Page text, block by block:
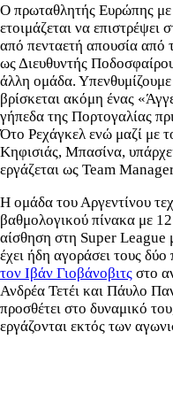
Ο πρωταθλητής Ευρώπης
ετοιμάζεται να επιστρέψει
από πενταετή απουσία από
ως Διευθυντής
άλλη ομάδα.
βρίσκεται ακόμη ένας
γήπεδα της Πορτογαλίας
Ότο Ρεχάγκελ ενώ μαζί με
Κηφισιάς, Μπασίνα,
εργάζεται ως Team
Η ομάδα του Αργεντίνου
βαθμολογικού πίνακα με 12
αίσθηση στη Super League
έχει ήδη αγοράσει τους δύο
τον Ιβάν Γιοβάνοβιτς στο
Ανδρέα Τετέι και Πάυλο
προσθέτει στο δυναμικό
εργάζονται εκτός των